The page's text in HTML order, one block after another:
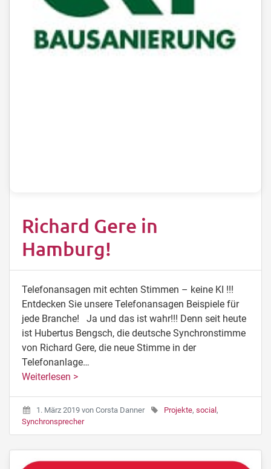
Richard Gere in
Hamburg!
Telefonansagen mit echten Stimmen – keine KI !!!
Entdecken Sie unsere Telefonansagen Beispiele für
jede Branche! Ja und das ist wahr!!! Denn seit heute
ist Hubertus Bengsch, die deutsche Synchronstimme
von Richard Gere, die neue Stimme in der
Telefonanlage…
Weiterlesen >
1. März 2019 von Corsta Danner Projekte, social,
Synchronsprecher